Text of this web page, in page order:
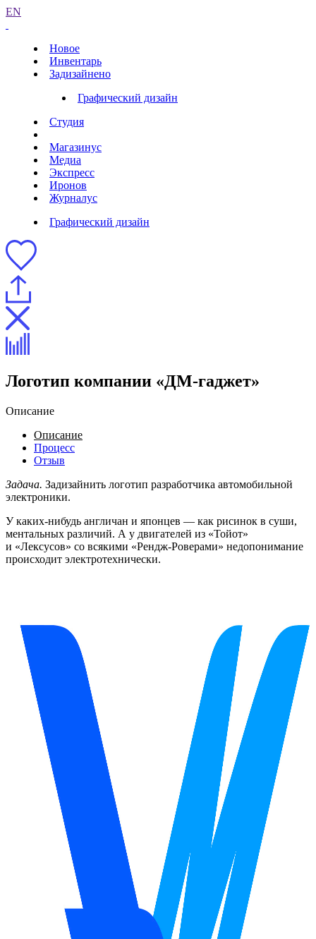
EN
Новое
Инвентарь
Задизайнено
Графический дизайн
Студия
Магазинус
Медиа
Экспресс
Иронов
Журналус
Графический дизайн
Логотип компании «ДМ-гаджет»
Описание
Описание
Процесс
Отзыв
Задача. Задизайнить логотип разработчика автомобильной
электроники.
У каких-нибудь англичан и японцев — как рисинок в суши,
ментальных различий. А у двигателей из «Тойот»
и «Лексусов» со всякими «Рендж-Роверами» недопонимание
происходит электротехнически.